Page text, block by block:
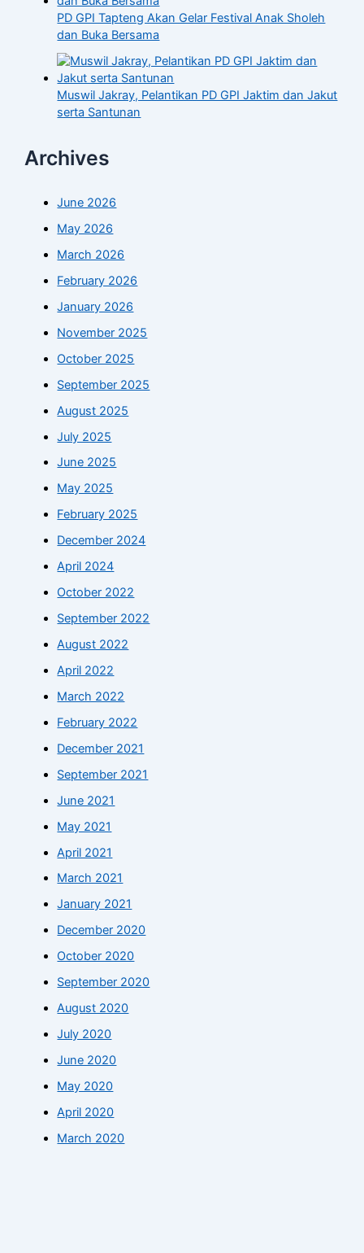
PD GPI Tapteng Akan Gelar Festival Anak Sholeh
dan Buka Bersama
Muswil Jakray, Pelantikan PD GPI Jaktim dan Jakut
serta Santunan
Archives
June 2026
May 2026
March 2026
February 2026
January 2026
November 2025
October 2025
September 2025
August 2025
July 2025
June 2025
May 2025
February 2025
December 2024
April 2024
October 2022
September 2022
August 2022
April 2022
March 2022
February 2022
December 2021
September 2021
June 2021
May 2021
April 2021
March 2021
January 2021
December 2020
October 2020
September 2020
August 2020
July 2020
June 2020
May 2020
April 2020
March 2020